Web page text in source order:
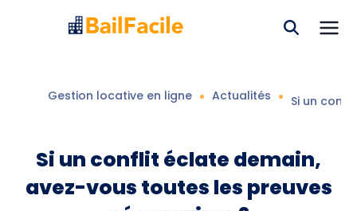
Gestion locative en ligne Actualités Si un
Si un conflit éclate demain,
avez-vous toutes les preuves